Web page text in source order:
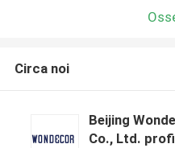
Circa noi
Beijing
Co., Ltd.